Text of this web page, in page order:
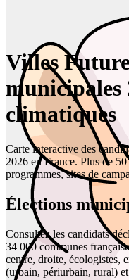
Villes
municipales
climatiques
Carte interactive des
2026 en France. Plus de
programmes, sites de
Élections
Consultez les candidats
34 000 communes
centre, droite, écologistes,
(urbain, périurbain, rural)